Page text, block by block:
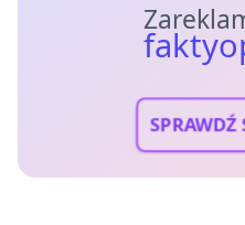
SPRAWDŹ